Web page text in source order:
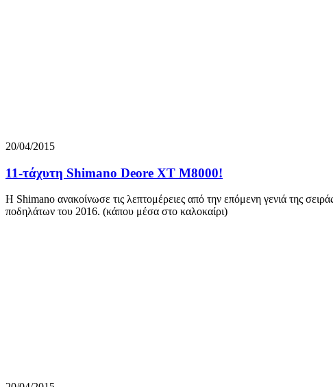
20/04/2015
11-τάχυτη Shimano Deore XT M8000!
Η Shimano ανακοίνωσε τις λεπτομέρειες από την επόμενη γενιά της
ποδηλάτων του 2016. (κάπου μέσα στο καλοκαίρι)